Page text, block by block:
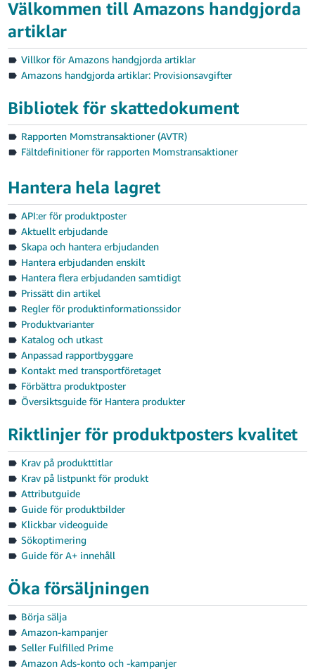
Välkommen till Amazons handgjorda
artiklar
Villkor för Amazons handgjorda artiklar
Amazons handgjorda artiklar: Provisionsavgifter
Bibliotek för skattedokument
Rapporten Momstransaktioner (AVTR)
Fältdefinitioner för rapporten Momstransaktioner
Hantera hela lagret
API:er för produktposter
Aktuellt erbjudande
Skapa och hantera erbjudanden
Hantera erbjudanden enskilt
Hantera flera erbjudanden samtidigt
Prissätt din artikel
Regler för produktinformationssidor
Produktvarianter
Katalog och utkast
Anpassad rapportbyggare
Kontakt med transportföretaget
Förbättra produktposter
Översiktsguide för Hantera produkter
Riktlinjer för produktposters kvalitet
Krav på produkttitlar
Krav på listpunkt för produkt
Attributguide
Guide för produktbilder
Klickbar videoguide
Sökoptimering
Guide för A+ innehåll
Öka försäljningen
Börja sälja
Amazon-kampanjer
Seller Fulfilled Prime
Amazon Ads-konto och -kampanjer